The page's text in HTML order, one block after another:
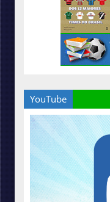
YouTube